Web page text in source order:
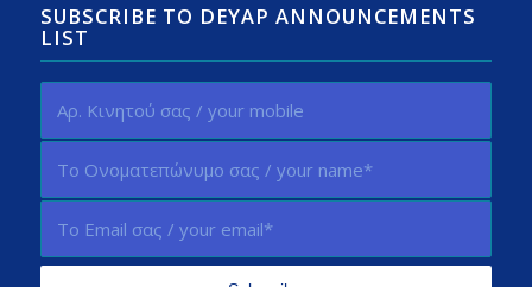
SUBSCRIBE TO DEYAP ANNOUNCEMENTS
LIST